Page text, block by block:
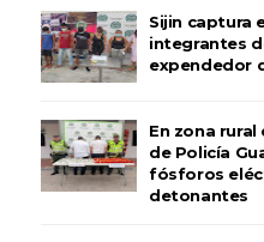
Sijin captura
integrantes
expendedor
En zona
de Policía
fósforos
detonantes